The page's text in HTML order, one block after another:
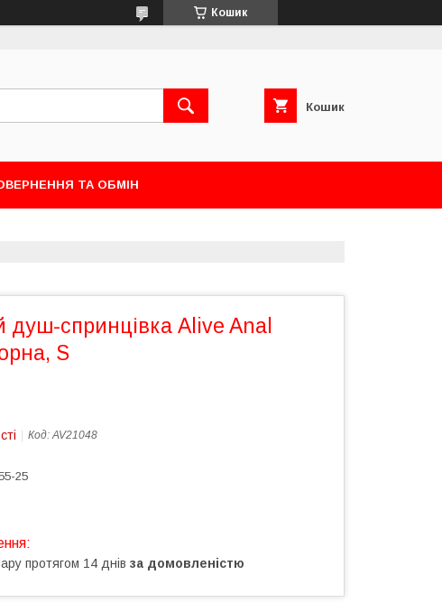
Кошик
Кошик
ТА ОБМІН
душ-спринцівка Alive Anal
S
Код:AV21048
25
протягом 14 днів за домовленістю